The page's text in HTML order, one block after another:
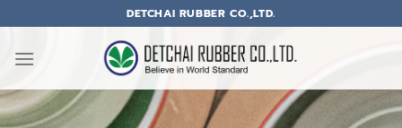
DETCHAI RUBBER CO.,LTD.